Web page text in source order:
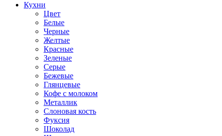
Кухни
Цвет
Белые
Черные
Желтые
Красные
Зеленые
Серые
Бежевые
Глянцевые
Кофе с молоком
Металлик
Слоновая кость
Фуксия
Шоколад